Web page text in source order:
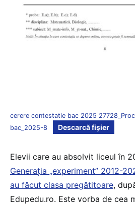
cerere contestatie bac 2025
bac_2025-8
Descarcă fișier
Elevii care au absolvit liceul în
Generația „experiment” 2012-
au făcut clasa pregătitoare,
Edupedu.ro. Este vorba de cea